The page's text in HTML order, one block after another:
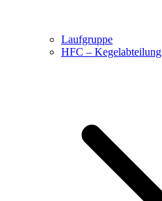
Laufgruppe
HFC – Kegelabteilung